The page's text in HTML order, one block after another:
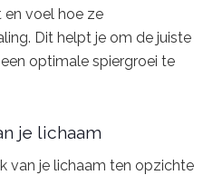
en voel hoe ze
Dit helpt je om de juiste
optimale spiergroei te
je lichaam
van je lichaam ten opzichte